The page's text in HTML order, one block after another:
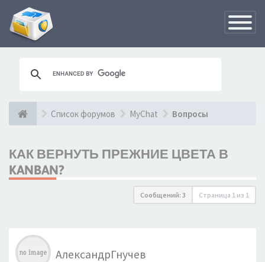
Список форумов MyChat Вопросы
КАК ВЕРНУТЬ ПРЕЖНИЕ ЦВЕТА В
KANBAN?
Сообщений: 3 Страница 1 из 1
АлександрГнучев